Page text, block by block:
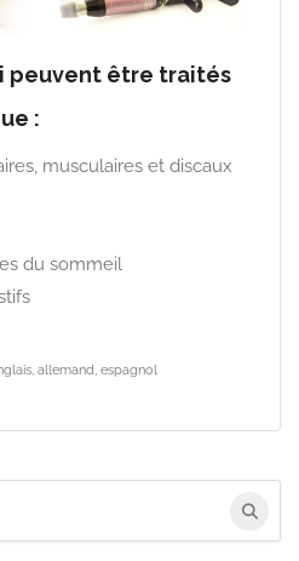
peuvent être traités
:
musculaires et discaux
du sommeil
allemand, espagnol